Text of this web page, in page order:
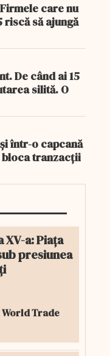
care nu
să ajungă
De când ai 15
silită. O
într-o capcană
bloca tranzacții
a: Piața
presiunea
Trade